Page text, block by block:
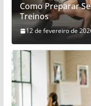
Como Preparar
Treinos
12 de fevereiro de